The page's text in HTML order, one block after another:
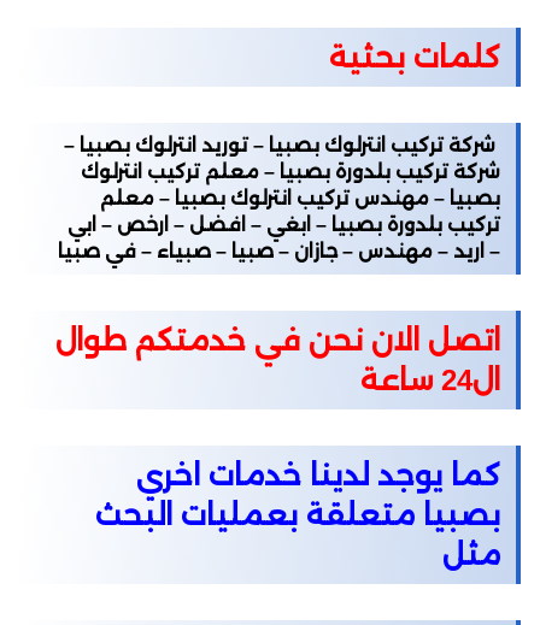
كلمات بحثية
شركة تركيب انترلوك بصبيا – توريد انترلوك بصبيا –
شركة تركيب بلدورة بصبيا – معلم تركيب انترلوك
بصبيا – مهندس تركيب انترلوك بصبيا – معلم
تركيب بلدورة بصبيا – ابغي – افضل – ارخص – ابي
– اريد – مهندس – جازان – صبيا – صبياء – في صبيا
اتصل الان نحن في خدمتكم طوال
ال24 ساعة
كما يوجد لدينا خدمات اخري
بصبيا متعلقة بعمليات البحث
مثل